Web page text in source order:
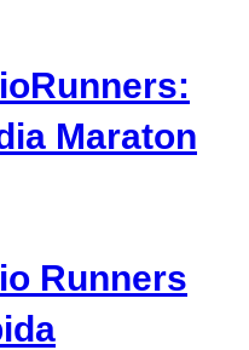
Maraton
Runners